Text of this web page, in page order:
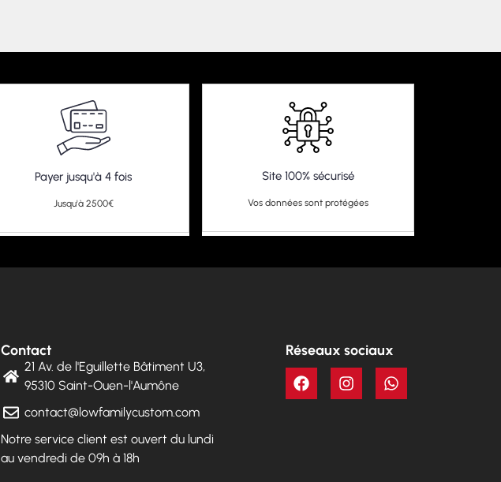
Payer jusqu'à 4 fois
Jusqu'à 2500€
Site 100% sécurisé
Vos données sont protégées
Contact
21 Av. de l'Eguillette Bâtiment U3,
95310 Saint-Ouen-l'Aumône
contact@lowfamilycustom.com
Notre service client est ouvert du lundi
au vendredi de 09h à 18h
Réseaux sociaux